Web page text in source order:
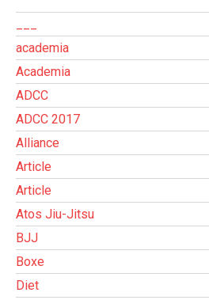
academia
Academia
ADCC
ADCC 2017
Alliance
Article
Article
Atos Jiu-Jitsu
BJJ
Boxe
Diet